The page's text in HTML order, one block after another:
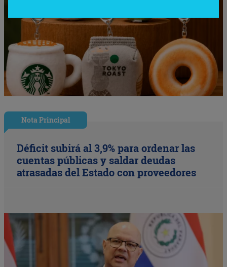
Nota Principal
Déficit subirá al 3,9% para ordenar las
cuentas públicas y saldar deudas
atrasadas del Estado con proveedores